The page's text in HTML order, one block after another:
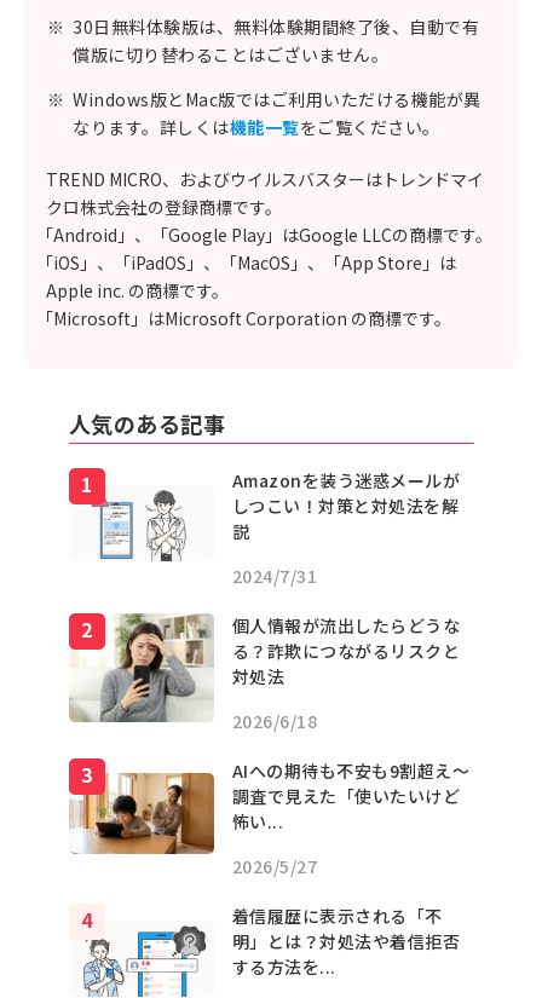
※ 30日無料体験版は、無料体験期間終了後、自動で有
償版に切り替わることはございません。
※ Windows版とMac版ではご利用いただける機能が異
なります。詳しくは機能一覧をご覧ください。
TREND MICRO、およびウイルスバスターはトレンドマイ
クロ株式会社の登録商標です。
「Android」、「Google Play」はGoogle LLCの商標です。
「iOS」、「iPadOS」、「MacOS」、「App Store」は
Apple inc. の商標です。
「Microsoft」はMicrosoft Corporation の商標です。
人気のある記事
Amazonを装う迷惑メールが
しつこい！対策と対処法を解
説
2024/7/31
個人情報が流出したらどうな
る？詐欺につながるリスクと
対処法
2026/6/18
AIへの期待も不安も9割超え〜
調査で見えた「使いたいけど
怖い...
2026/5/27
着信履歴に表示される「不
明」とは？対処法や着信拒否
する方法を...